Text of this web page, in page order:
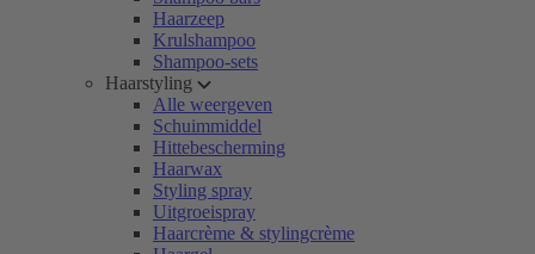
Haarzeep
Krulshampoo
Shampoo-sets
Haarstyling
Alle weergeven
Schuimmiddel
Hittebescherming
Haarwax
Styling spray
Uitgroeispray
Haarcrème & stylingcrème